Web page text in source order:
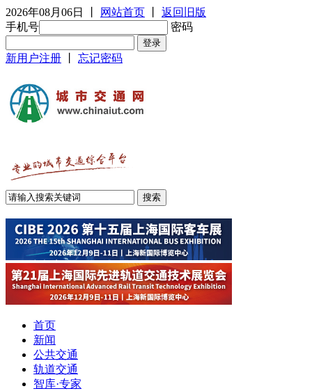
2026年08月06日 网站首页
返回旧版
手机号
密码
新用户注册 忘记密码
首页
新闻
公共交通
轨道交通
智库·专家